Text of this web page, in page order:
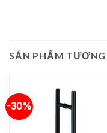
SẢN PHẨM
-30%